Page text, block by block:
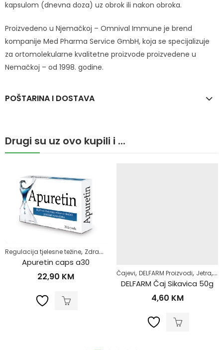
kapsulom (dnevna doza) uz obrok ili nakon obroka.
Proizvedeno u Njemačkoj – Omnival Immune je brend
kompanije Med Pharma Service GmbH, koja se specijalizuje
za ortomolekularne kvalitetne proizvode proizvedene u
Nemačkoj – od 1998. godine.
POŠTARINA I DOSTAVA
Drugi su uz ovo kupili i ...
Regulacija tjelesne težine, Zdrav život
Apuretin caps a30
22,90 KM Čajevi, DELFARM Proizvodi, Jetra,
DELFARM Čaj Sikavica 50g
4,60 KM